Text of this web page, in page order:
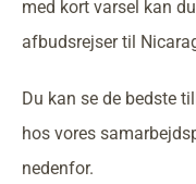
med kort varsel kan
afbudsrejser til
Du kan se de bedste
hos vores
nedenfor.